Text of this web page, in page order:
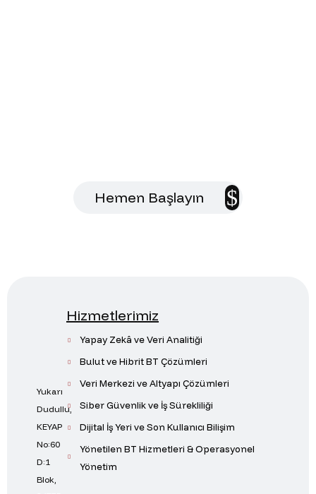
Hemen Başlayın
Yukarı
Dudullu,
KEYAP
No:60
D:1
Blok,
Hizmetlerimiz
Yapay Zekâ ve Veri Analitiği
Bulut ve Hibrit BT Çözümleri
Veri Merkezi ve Altyapı Çözümleri
Siber Güvenlik ve İş Sürekliliği
Dijital İş Yeri ve Son Kullanıcı Bilişim
Yönetilen BT Hizmetleri & Operasyonel
Yönetim